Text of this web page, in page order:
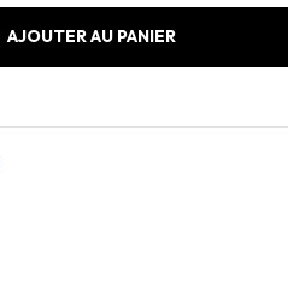
AJOUTER AU PANIER